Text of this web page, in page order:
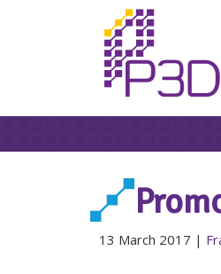
13 March 2017 |